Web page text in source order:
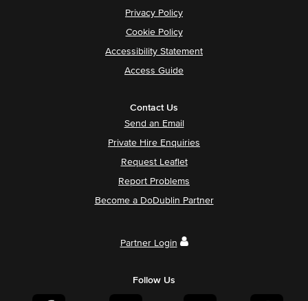
Privacy Policy
Cookie Policy
Accessibility Statement
Access Guide
Contact Us
Send an Email
Private Hire Enquiries
Request Leaflet
Report Problems
Become a DoDublin Partner
Partner Login
Follow Us